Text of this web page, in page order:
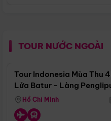
TOUR NƯỚC NGOÀI
Tour Indonesia Mùa Thu
Lửa Batur - Làng
Hồ Chí Minh